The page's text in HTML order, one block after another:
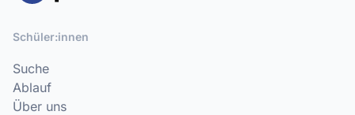
Schüler:innen
Suche
Ablauf
Über uns